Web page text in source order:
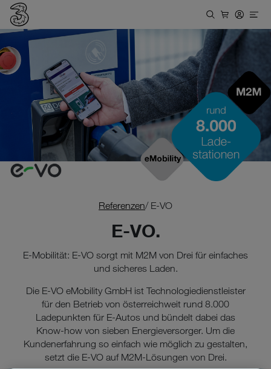
Referenzen/ E-VO
E-VO.
E-Mobilität: E-VO sorgt mit M2M von Drei für einfaches
und sicheres Laden.
Die E-VO eMobility GmbH ist Technologiedienstleister
für den Betrieb von österreichweit rund 8.000
Ladepunkten für E-Autos und bündelt dabei das
Know-how von sieben Energieversorger. Um die
Kundenerfahrung so einfach wie möglich zu gestalten,
setzt die E-VO auf M2M-Lösungen von Drei.